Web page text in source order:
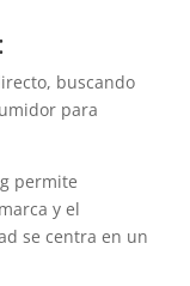
buscando
para
permite
y el
se centra en un